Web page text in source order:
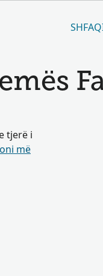
tjerë i
më